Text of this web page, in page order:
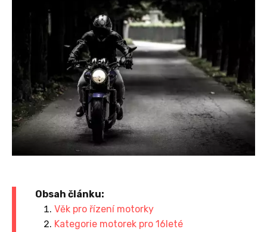
Obsah článku:
Věk pro řízení motorky
Kategorie motorek pro 16leté